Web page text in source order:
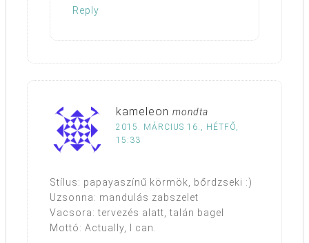
Reply
kameleon mondta
2015. MÁRCIUS 16., HÉTFŐ,
15:33
Stílus: papayaszínű körmök, bőrdzseki :)
Uzsonna: mandulás zabszelet
Vacsora: tervezés alatt, talán bagel
Mottó: Actually, I can.